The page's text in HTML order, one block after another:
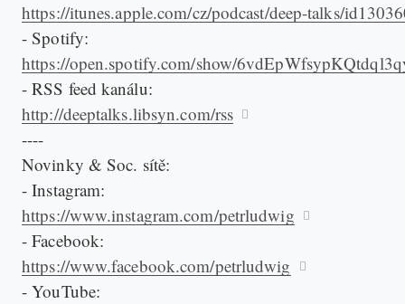
https://itunes.apple.com/cz/podcast/deep-talks/
- Spotify:
https://open.spotify.com/show/
- RSS feed kanálu:
http://deeptalks.libsyn.com/rss
----
Novinky & Soc. sítě:
- Instagram:
https://www.instagram.com/petrludwig
- Facebook:
https://www.facebook.com/petrludwig
- YouTube: